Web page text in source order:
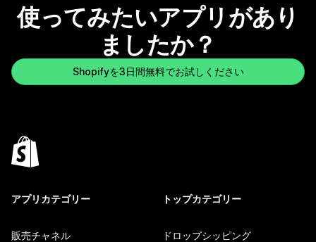
使ってみたいアプリがあり
ましたか？
Shopifyを3日間無料でお試しください
アプリカテゴリー
販売チャネル
トップカテゴリー
ドロップシッピング